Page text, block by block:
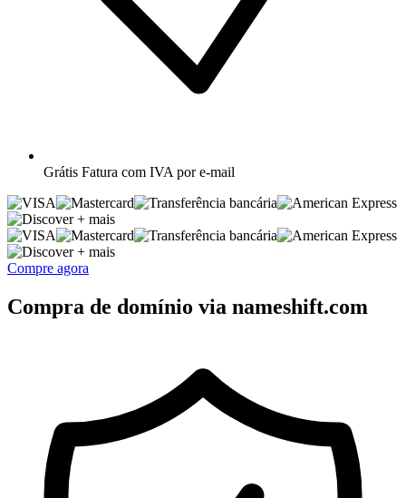
Grátis Fatura com IVA por e-mail
+ mais
+ mais
Compre agora
Compra de domínio via nameshift.com